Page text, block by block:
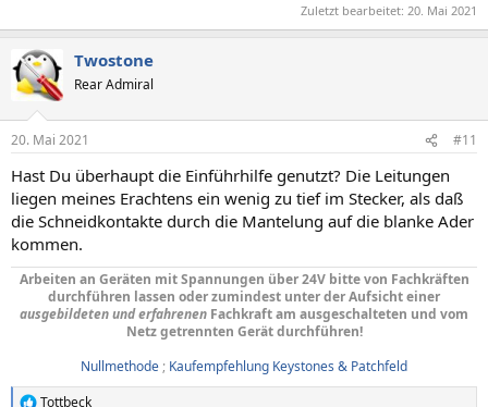
Zuletzt bearbeitet: 20. Mai 2021
Twostone
Rear Admiral
20. Mai 2021 #11
Hast Du überhaupt die Einführhilfe genutzt? Die Leitungen
liegen meines Erachtens ein wenig zu tief im Stecker, als daß
die Schneidkontakte durch die Mantelung auf die blanke Ader
kommen.
Arbeiten an Geräten mit Spannungen über 24V bitte von Fachkräften
durchführen lassen oder zumindest unter der Aufsicht einer
ausgebildeten und erfahrenen Fachkraft am ausgeschalteten und vom
Netz getrennten Gerät durchführen!
Nullmethode ; Kaufempfehlung Keystones & Patchfeld
Tottbeck